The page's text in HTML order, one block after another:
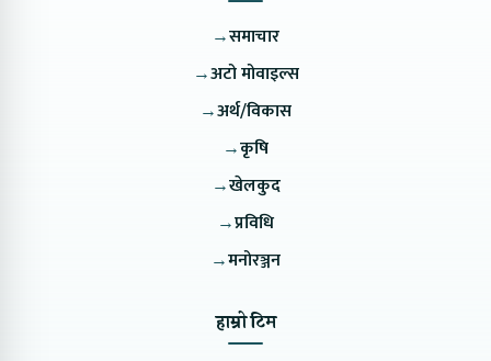
→समाचार
→अटो मोवाइल्स
→अर्थ/विकास
→कृषि
→खेलकुद
→प्रविधि
→मनोरञ्जन
हाम्रो टिम